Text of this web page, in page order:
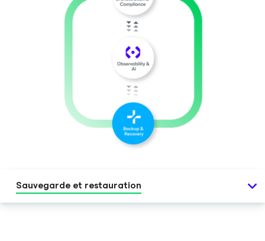
Sauvegarde et restauration